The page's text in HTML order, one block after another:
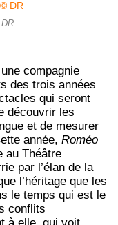
compagnie
des trois années
qui seront
découvrir les
et de mesurer
année, Roméo
au Théâtre
par l’élan de la
l’héritage que les
le temps qui est le
conflits